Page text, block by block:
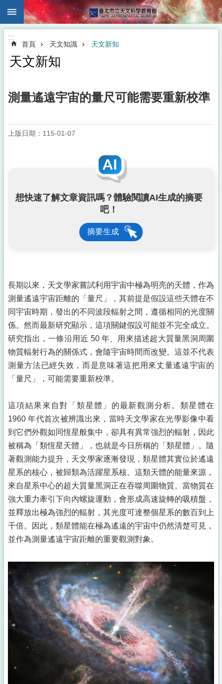
跳到主要內容區塊
:::
首頁 天文知識 天文新知
天文新知
測量遙遠宇宙的量尺可能需要重新校準
上版日期：115-01-07
想快速了解文章資訊嗎？體驗閱讀AI生成的摘要
吧！
摘要生成
長期以來，天文學家嘗試利用宇宙中極為明亮的天體，作為
測量遙遠宇宙距離的「量尺」，其前提是假設這些天體在不
同宇宙時期，發出的不同波段輻射之間，遵循相同的光度關
係。然而最新研究顯示，這項關鍵假設可能並不完全成立。
研究指出，一條沿用近 50 年、用來描述超大質量黑洞周圍
物質輻射行為的關係式，會隨宇宙時間而改變。這並不代表
測量方法已經失效，而是意味著這把用來丈量遙遠宇宙的
「量尺」，可能需要重新校準。
這項結果來自對「類星體」的最新觀測分析。類星體在
1960 年代首次被辨識出來，當時天文學家在光學影像中看
到它們外觀如同恆星般集中，卻具有異常強烈的輻射，因此
被稱為「類恆星天體」，也就是今日所稱的「類星體」。隨
著觀測能力提升，天文學家逐漸發現，類星體其實位於遙遠
星系的核心，被歸類為活躍星系核。這類天體的能量來源，
來自星系中心的超大質量黑洞正在吞噬周圍物質。當物質在
強大重力牽引下向內螺旋運動，會形成高速旋轉的吸積盤，
並釋放出極為強烈的輻射，其光度可達整個星系的數百到上
千倍。因此，類星體能在極為遙遠的宇宙中仍然清楚可見，
並作為測量遙遠宇宙距離的重要觀測對象。